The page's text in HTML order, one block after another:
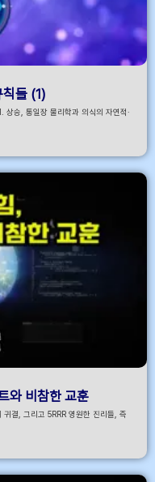
들 (1)
상승, 통일장 물리학과 의식의 자연적·
와 비참한 교훈
결, 그리고 5RRR 영원한 진리들, 즉